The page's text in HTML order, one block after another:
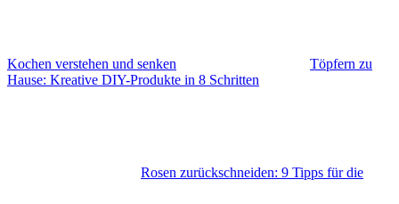
Kochen verstehen und senken
Töpfern zu
Hause: Kreative DIY-Produkte in 8 Schritten
Rosen zurückschneiden: 9 Tipps für die